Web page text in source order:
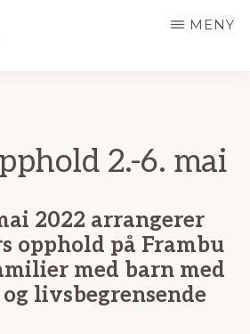
MENY
2.-6. mai
2022 arrangerer
opphold på Frambu
med barn med
livsbegrensende